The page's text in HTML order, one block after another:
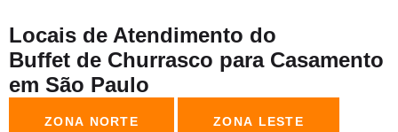
Locais de Atendimento do
Buffet de Churrasco para Casamento
em São Paulo
ZONA NORTE ZONA LESTE